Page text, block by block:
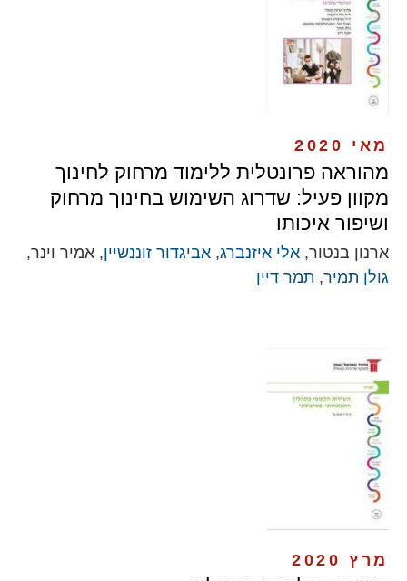
מאי 2020
מהוראה פרונטלית ללימוד מרחוק לחינוך
מקוון פעיל: שדרוג השימוש בחינוך מרחוק
ושיפור איכותו
ארנון בנטור, אלי איזנברג, אביגדור זוננשיין, אמיר וינר,
גולן תמיר, תמר דיין
מרץ 2020